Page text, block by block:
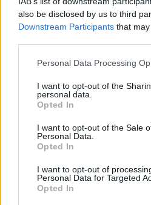
also be disclosed by us to third
Downstream Participants that
Personal Data Processing
I want to opt-out of the
personal data.
Opted In
I want to opt-out of the Sale
Personal Data.
Opted In
I want to opt-out of
Personal Data for Targeted
Opted In
είναι ένα κορυφαίο
Ευχαριστώ θερμά την
Διευθυντές των Σχολείων,
βοηθητικό προσωπικό, τους
και το ΣΔΕ Καστελλίου, τη
Φροντίδας ΑμεΑ “Δικαίωμα
τους γονείς και πάνω απ’ όλα
δημιουργίες μας προσφέρουν
αισιοδοξίας. Ο Δήμος Μινώα
στηρίζει με συνέπεια κάθε
προσπάθεια που προάγει τις
δημιουργικότητας και της